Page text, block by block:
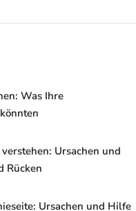
Was Ihre
Ursachen und
Rücken
Ursachen und Hilfe